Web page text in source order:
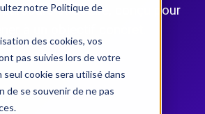
notre Politique de
des cookies, vos
pas suivies lors de votre
cookie sera utilisé dans
de se souvenir de ne pas
structuré, conçu pour
à un objectif concret.